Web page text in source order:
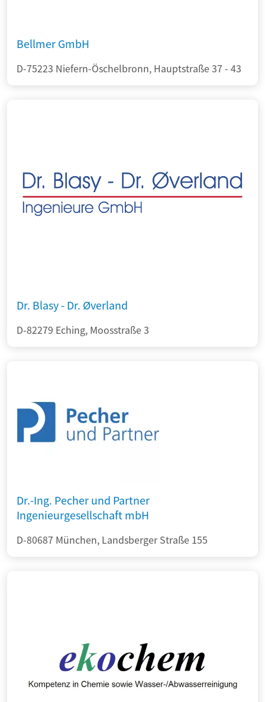
Bellmer GmbH
D-75223 Niefern-Öschelbronn, Hauptstraße 37 - 43
Dr. Blasy - Dr. Øverland
D-82279 Eching, Moosstraße 3
Dr.-Ing. Pecher und Partner
Ingenieurgesellschaft mbH
D-80687 München, Landsberger Straße 155